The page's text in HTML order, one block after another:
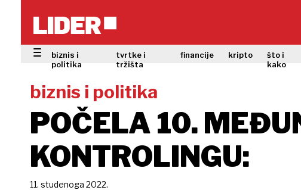
biznis i
politika
tvrtke i
tržišta
financije kripto
što i
kako
biznis i politika
POČELA 10.
KONTROLINGU:
11. studenoga 2022.